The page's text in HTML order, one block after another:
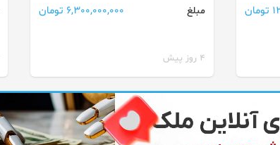
مبلغ
6,300,000,000 تومان
4 روز پیش